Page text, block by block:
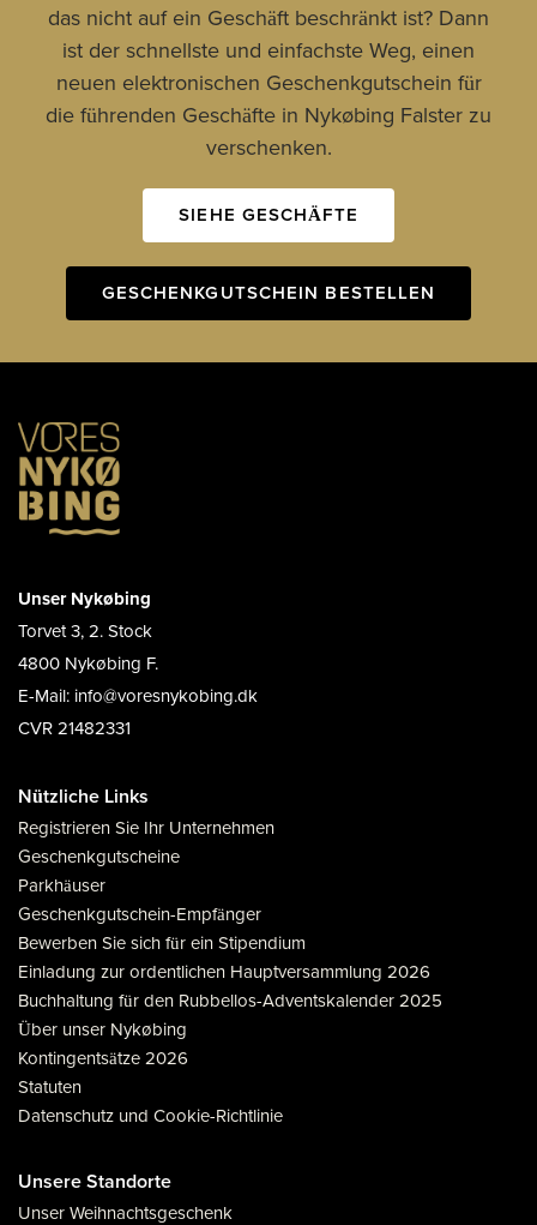
das nicht auf ein Geschäft beschränkt ist? Dann
ist der schnellste und einfachste Weg, einen
neuen elektronischen Geschenkgutschein für
die führenden Geschäfte in Nykøbing Falster zu
verschenken.
SIEHE GESCHÄFTE
GESCHENKGUTSCHEIN BESTELLEN
Unser Nykøbing
Torvet 3, 2. Stock
4800 Nykøbing F.
E-Mail: info@voresnykobing.dk
CVR 21482331
Nützliche Links
Registrieren Sie Ihr Unternehmen
Geschenkgutscheine
Parkhäuser
Geschenkgutschein-Empfänger
Bewerben Sie sich für ein Stipendium
Einladung zur ordentlichen Hauptversammlung 2026
Buchhaltung für den Rubbellos-Adventskalender 2025
Über unser Nykøbing
Kontingentsätze 2026
Statuten
Datenschutz und Cookie-Richtlinie
Unsere Standorte
Unser Weihnachtsgeschenk